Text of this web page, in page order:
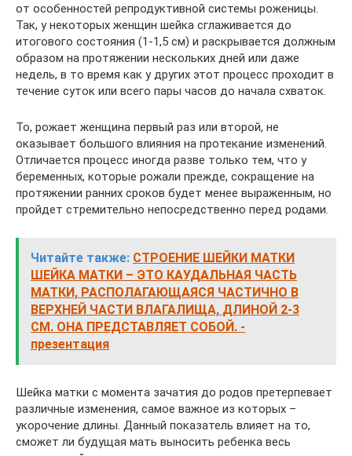
от особенностей репродуктивной системы роженицы.
Так, у некоторых женщин шейка сглаживается до
итогового состояния (1-1,5 см) и раскрывается должным
образом на протяжении нескольких дней или даже
недель, в то время как у других этот процесс проходит в
течение суток или всего пары часов до начала схваток.
То, рожает женщина первый раз или второй, не
оказывает большого влияния на протекание изменений.
Отличается процесс иногда разве только тем, что у
беременных, которые рожали прежде, сокращение на
протяжении ранних сроков будет менее выраженным, но
пройдет стремительно непосредственно перед родами.
Читайте также: СТРОЕНИЕ ШЕЙКИ МАТКИ
ШЕЙКА МАТКИ – ЭТО КАУДАЛЬНАЯ ЧАСТЬ
МАТКИ, РАСПОЛАГАЮЩАЯСЯ ЧАСТИЧНО В
ВЕРХНЕЙ ЧАСТИ ВЛАГАЛИЩА, ДЛИНОЙ 2-3
СМ. ОНА ПРЕДСТАВЛЯЕТ СОБОЙ. -
презентация
Шейка матки с момента зачатия до родов претерпевает
различные изменения, самое важное из которых –
укорочение длины. Данный показатель влияет на то,
сможет ли будущая мать выносить ребенка весь